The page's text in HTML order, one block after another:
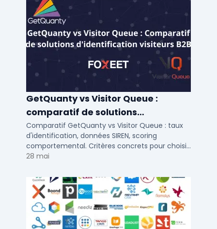
GetQuanty vs Visitor Queue :
comparatif de solutions
d'identification visiteurs B2B
Comparatif GetQuanty vs Visitor Queue : taux
d'identification, données SIREN, scoring
comportemental. Critères concrets pour choisir
votre solution de lead generation B2B en PME et
28 mai